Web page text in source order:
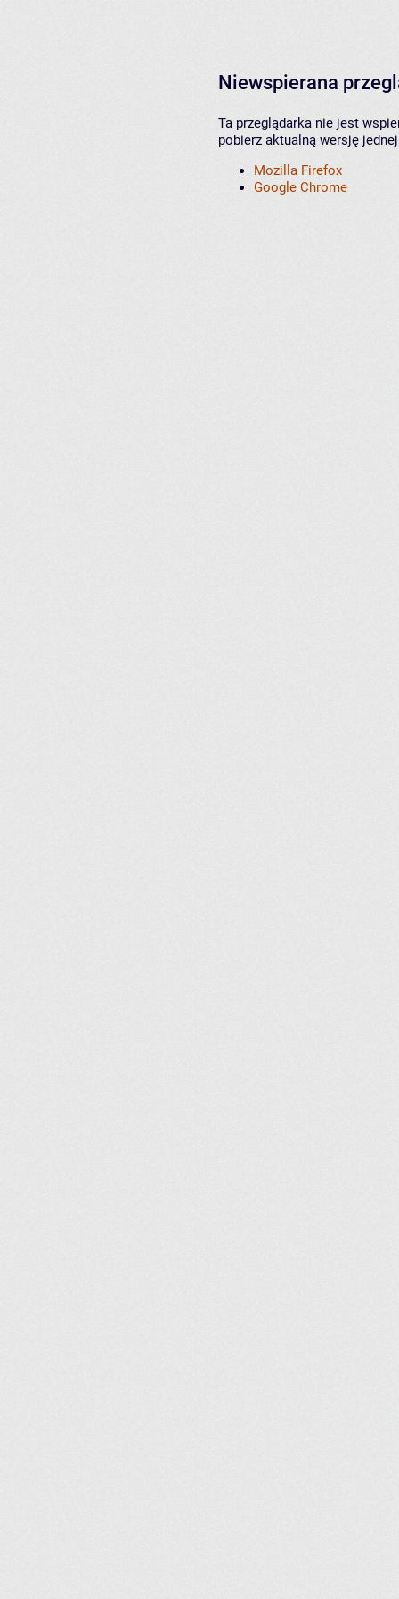
Niewspierana
Ta przeglądarka nie jest
pobierz aktualną wersję
Mozilla Firefox
Google Chrome